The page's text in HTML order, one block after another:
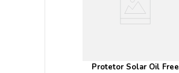
Protetor Solar Oil Free